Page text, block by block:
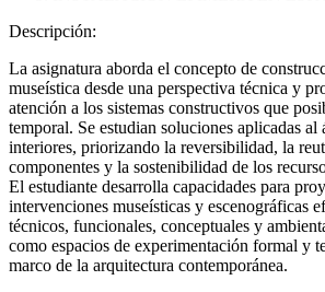
Descripción:
La asignatura aborda el concepto de
museística desde una perspectiva técnica y
atención a los sistemas constructivos que
temporal. Se estudian soluciones aplicadas al
interiores, priorizando la reversibilidad, la
componentes y la sostenibilidad de los
El estudiante desarrolla capacidades para
intervenciones museísticas y escenográficas
técnicos, funcionales, conceptuales y
como espacios de experimentación formal y
marco de la arquitectura contemporánea.